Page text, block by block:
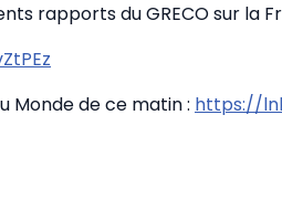
rapports du GRECO sur la
Monde de ce matin : https://